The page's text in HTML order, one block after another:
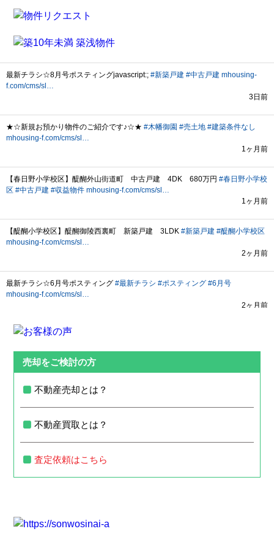
売却をご検討の方
不動産売却とは？
不動産買取とは？
査定依頼はこちら